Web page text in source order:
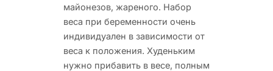
майонезов, жареного. Набор
веса при беременности очень
индивидуален в зависимости от
веса к положения. Худеньким
нужно прибавить в весе, полным